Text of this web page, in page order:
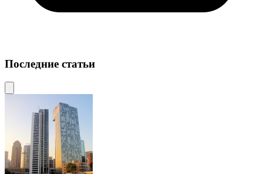
Последние статьи